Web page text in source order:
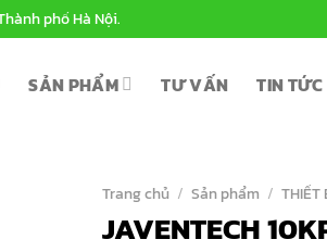
phố Hà Nội.
SẢN PHẨM TƯ VẤN TIN TỨC
Trang chủ / Sản phẩm / THIẾT
JAVENTECH